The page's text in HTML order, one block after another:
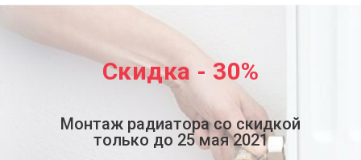
Скидка - 30%
Монтаж радиатора со скидкой
только до 25 мая 2021